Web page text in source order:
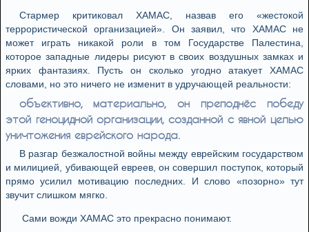
Стармер критиковал ХАМАС, назвав его «жестокой
террористической организацией». Он заявил, что ХАМАС не
может играть никакой роли в том Государстве Палестина,
которое западные лидеры рисуют в своих воздушных замках и
ярких фантазиях. Пусть он сколько угодно атакует ХАМАС
словами, но это ничего не изменит в удручающей реальности:
объективно, материально, он преподнёс победу
этой геноцидной организации, созданной с явной целью
уничтожения еврейского народа.
В разгар безжалостной войны между еврейским государством
и милицией, убивающей евреев, он совершил поступок, который
прямо усилил мотивацию последних. И слово «позорно» тут
звучит слишком мягко.
Сами вожди ХАМАС это прекрасно понимают.